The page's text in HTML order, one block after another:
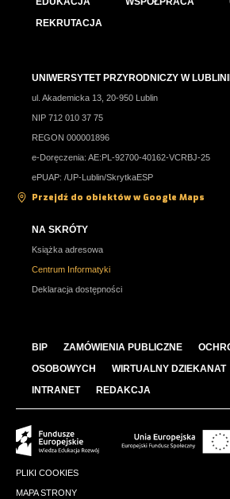
REKRUTACJA
UNIWERSYTET PRZYRODNICZY W
ul. Akademicka 13, 20-950 Lublin
NIP 712 010 37 75
REGON 000001896
e-Doręczenia: AE:PL-92700-40162-VCRBJ-25
ePUAP: /UP-Lublin/SkrytkaESP
Przejdź do obiektów w Google Maps
NA SKRÓTY
Książka adresowa
Centrum Informatyki
Deklaracja dostępności
BIP ZAMÓWIENIA PUBLICZNE
OSOBOWYCH
WIRTUALNY DZIEKANAT
INTRANET
REDAKCJA
PLIKI COOKIES
MAPA STRONY